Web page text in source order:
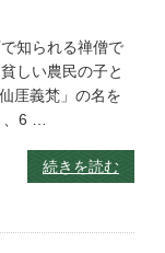
知られる禅僧で
しい農民の子と
厓義梵」の名を
6 …
続きを読む